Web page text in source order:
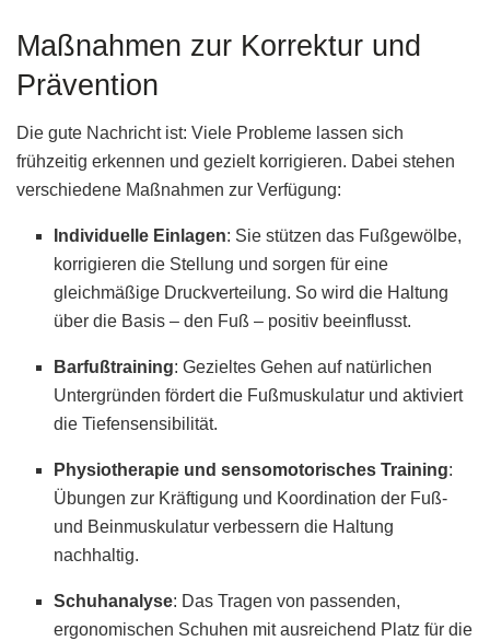
Maßnahmen zur Korrektur und
Prävention
Die gute Nachricht ist: Viele Probleme lassen sich
frühzeitig erkennen und gezielt korrigieren. Dabei stehen
verschiedene Maßnahmen zur Verfügung:
Individuelle Einlagen: Sie stützen das Fußgewölbe,
korrigieren die Stellung und sorgen für eine
gleichmäßige Druckverteilung. So wird die Haltung
über die Basis – den Fuß – positiv beeinflusst.
Barfußtraining: Gezieltes Gehen auf natürlichen
Untergründen fördert die Fußmuskulatur und aktiviert
die Tiefensensibilität.
Physiotherapie und sensomotorisches Training:
Übungen zur Kräftigung und Koordination der Fuß-
und Beinmuskulatur verbessern die Haltung
nachhaltig.
Schuhanalyse: Das Tragen von passenden,
ergonomischen Schuhen mit ausreichend Platz für die